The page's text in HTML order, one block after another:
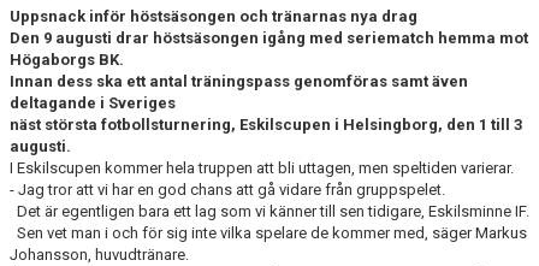
Uppsnack inför höstsäsongen och tränarnas nya drag
Den 9 augusti drar höstsäsongen igång med seriematch hemma mot
Högaborgs BK.
Innan dess ska ett antal träningspass genomföras samt även
deltagande i Sveriges
näst största fotbollsturnering, Eskilscupen i Helsingborg, den 1 till 3
augusti.
I Eskilscupen kommer hela truppen att bli uttagen, men speltiden varierar.
- Jag tror att vi har en god chans att gå vidare från gruppspelet.
Det är egentligen bara ett lag som vi känner till sen tidigare, Eskilsminne IF.
Sen vet man i och för sig inte vilka spelare de kommer med, säger Markus
Johansson, huvudtränare.